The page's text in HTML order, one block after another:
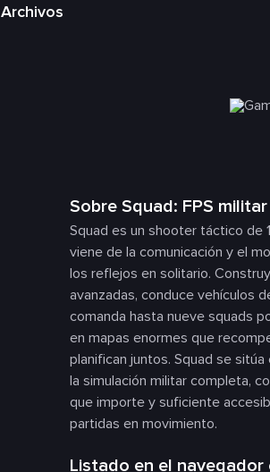
Archivos
Sobre Squad: FPS
Squad es un shooter táctico de
viene de la comunicación y el
los reflejos en solitario.
avanzadas, conduce vehículos
comanda hasta nueve squads
en mapas enormes que
planifican juntos. Squad se
la simulación militar completa,
que importe y suficiente
partidas en movimiento.
Listado en el